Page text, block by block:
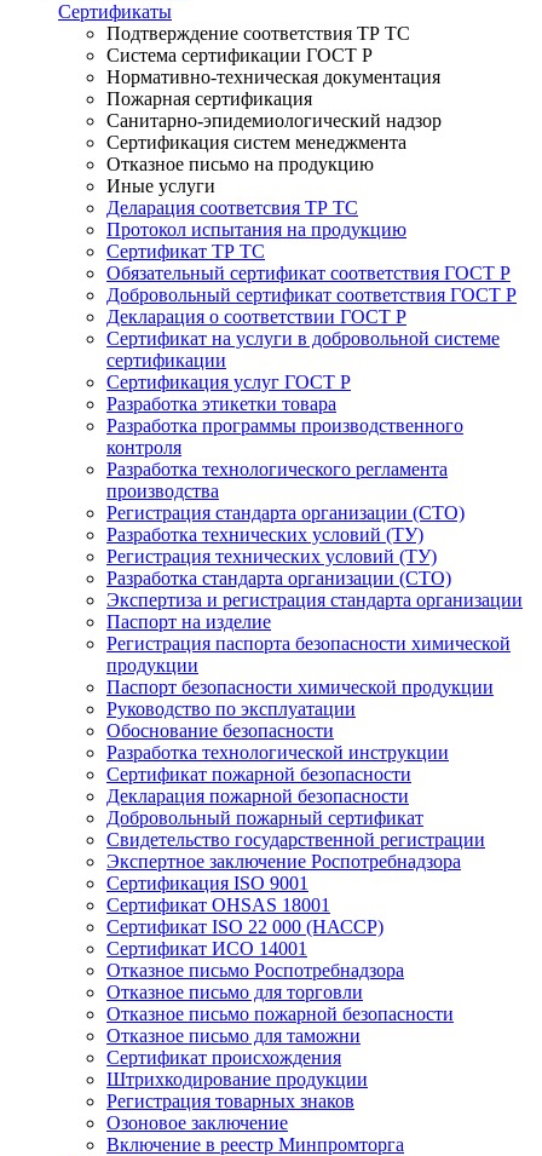
Сертификаты
Подтверждение соответствия ТР ТС
Система сертификации ГОСТ Р
Нормативно-техническая документация
Пожарная сертификация
Санитарно-эпидемиологический надзор
Сертификация систем менеджмента
Отказное письмо на продукцию
Иные услуги
Деларация соответсвия ТР ТС
Протокол испытания на продукцию
Сертификат ТР ТС
Обязательный сертификат соответствия ГОСТ Р
Добровольный сертификат соответствия ГОСТ Р
Декларация о соответствии ГОСТ Р
Сертификат на услуги в добровольной системе
сертификации
Сертификация услуг ГОСТ Р
Разработка этикетки товара
Разработка программы производственного
контроля
Разработка технологического регламента
производства
Регистрация стандарта организации (СТО)
Разработка технических условий (ТУ)
Регистрация технических условий (ТУ)
Разработка стандарта организации (СТО)
Экспертиза и регистрация стандарта организации
Паспорт на изделие
Регистрация паспорта безопасности химической
продукции
Паспорт безопасности химической продукции
Руководство по эксплуатации
Обоснование безопасности
Разработка технологической инструкции
Сертификат пожарной безопасности
Декларация пожарной безопасности
Добровольный пожарный сертификат
Свидетельство государственной регистрации
Экспертное заключение Роспотребнадзора
Сертификация ISO 9001
Сертификат OHSAS 18001
Сертификат ISO 22 000 (НАССР)
Сертификат ИСО 14001
Отказное письмо Роспотребнадзора
Отказное письмо для торговли
Отказное письмо пожарной безопасности
Отказное письмо для таможни
Сертификат происхождения
Штрихкодирование продукции
Регистрация товарных знаков
Озоновое заключение
Включение в реестр Минпромторга